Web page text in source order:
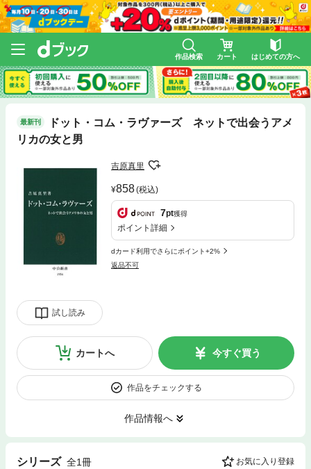
作品検索 カート はじめての方へ
最新刊
ドット・コム・ラヴァーズ ネットで出会うアメ
リカの女と男
試し読み
吉原真里
858(税込)
7pt獲得
ポイント詳細
dカード利用でさらにポイント+2%
返品不可
カートへ 今すぐ買う
作品をチェックする
作品情報へ
シリーズ 全1冊 お気に入り登録